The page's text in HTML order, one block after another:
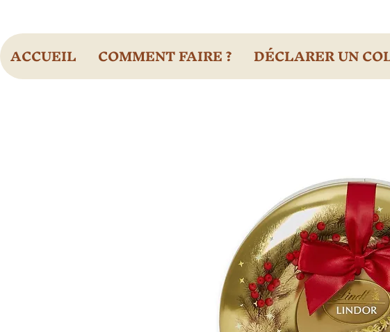
ACCUEIL COMMENT FAIRE ? DÉCLARER UN